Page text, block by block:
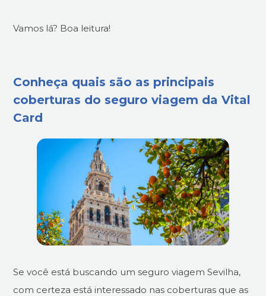
Vamos lá? Boa leitura!
Conheça quais são as principais
coberturas do seguro viagem da Vital
Card
Se você está buscando um seguro viagem Sevilha,
com certeza está interessado nas coberturas que as